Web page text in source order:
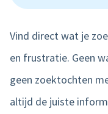
Vind direct wat je
en frustratie. Geen
geen zoektochten
altijd de juiste